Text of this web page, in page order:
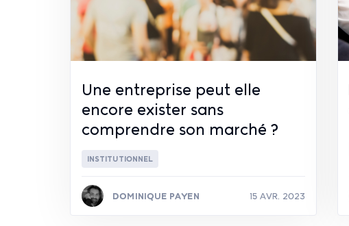
Une entreprise peut elle
encore exister sans
comprendre son marché ?
INSTITUTIONNEL
DOMINIQUE PAYEN 15 AVR. 2023